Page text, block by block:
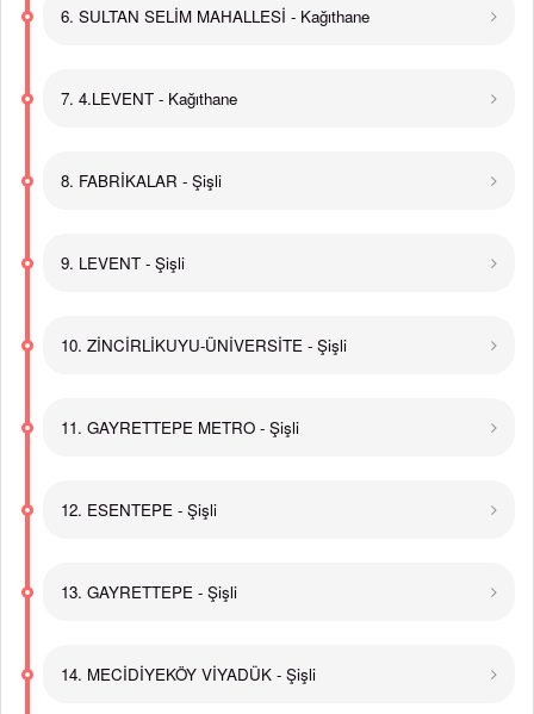
6. SULTAN SELİM MAHALLESİ - Kağıthane
7. 4.LEVENT - Kağıthane
8. FABRİKALAR - Şişli
9. LEVENT - Şişli
10. ZİNCİRLİKUYU-ÜNİVERSİTE - Şişli
11. GAYRETTEPE METRO - Şişli
12. ESENTEPE - Şişli
13. GAYRETTEPE - Şişli
14. MECİDİYEKÖY VİYADÜK - Şişli